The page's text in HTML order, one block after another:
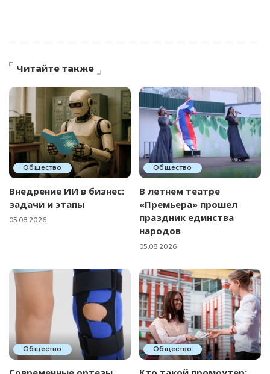
Читайте также
Общество
Внедрение ИИ в бизнес:
задачи и этапы
05.08.2026
Общество
В летнем театре
«Премьера» прошел
праздник единства
народов
05.08.2026
Общество Общество